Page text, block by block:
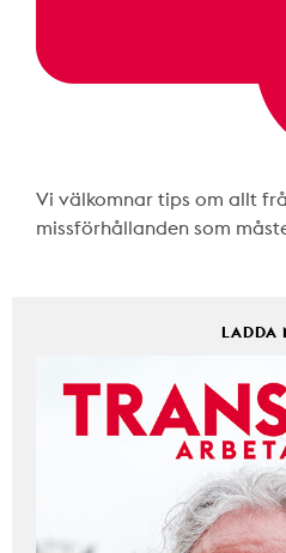
Vi välkomnar tips om allt
missförhållanden som
LADDA